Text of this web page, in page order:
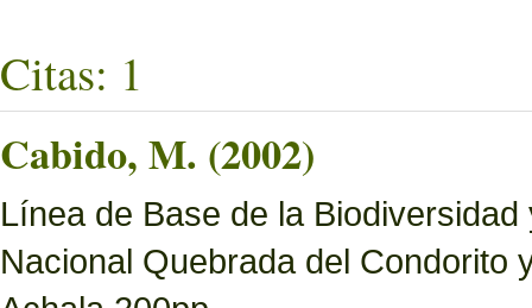
Citas: 1
Cabido, M. (2002)
Línea de Base de la
Nacional Quebrada del Condorito